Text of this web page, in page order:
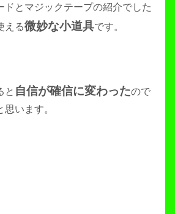
ドとマジックテープの紹介でした
える微妙な小道具です。
と 自信が確信に変わったので
います。